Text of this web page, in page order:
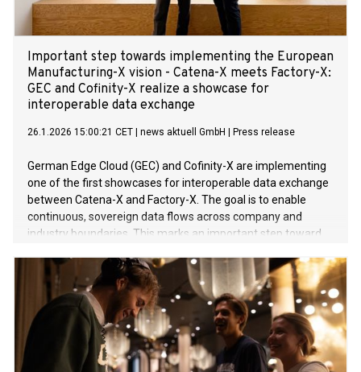
Important step towards implementing the European
Manufacturing-X vision - Catena-X meets Factory-X:
GEC and Cofinity-X realize a showcase for
interoperable data exchange
26.1.2026 15:00:21 CET news aktuell GmbH Press release
German Edge Cloud (GEC) and Cofinity-X are implementing
one of the first showcases for interoperable data exchange
between Catena-X and Factory-X. The goal is to enable
continuous, sovereign data flows across company and
industry boundaries. This marks an important step toward
Europe.